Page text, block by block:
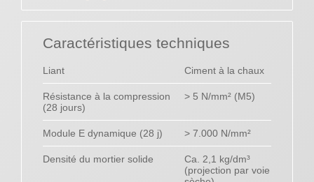
Caractéristiques techniques
Liant Ciment à la chaux
Résistance à la compression
(28 jours)
> 5 N/mm² (M5)
Module E dynamique (28 j) > 7.000 N/mm²
Densité du mortier solide
Ca. 2,1 kg/dm³
(projection par voie